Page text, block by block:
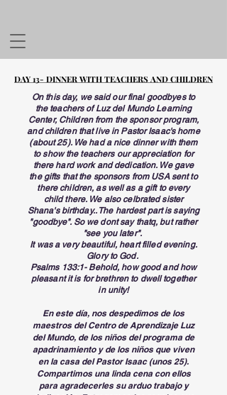
DAY 13- DINNER WITH TEACHERS AND CHILDREN
DAY 13- DINNER WITH TEACHERS AND CHILDREN
On this day, we said our final goodbyes to
the teachers of Luz del Mundo Learning
Center, Children from the sponsor program,
and children that live in Pastor Isaac's home
(about 25). We had a nice dinner with them
to show the teachers our appreciation for
there hard work and dedication. We gave
the gifts that the sponsors from USA sent to
there children, as well as a gift to every
child there. We also celbrated sister
Shana's birthday.. The hardest part is saying
"goodbye". So we dont say thatq, but rather
"see you later".
It was a very beautiful, heart filled evening.
Glory to God.
Psalms 133:1- Behold, how good and how
pleasant it is for brethren to dwell together
in unity!
En este día, nos despedimos de los
maestros del Centro de Aprendizaje Luz
del Mundo, de los niños del programa de
apadrinamiento y de los niños que viven
en la casa del Pastor Isaac (unos 25).
Compartimos una linda cena con ellos
para agradecerles su arduo trabajo y